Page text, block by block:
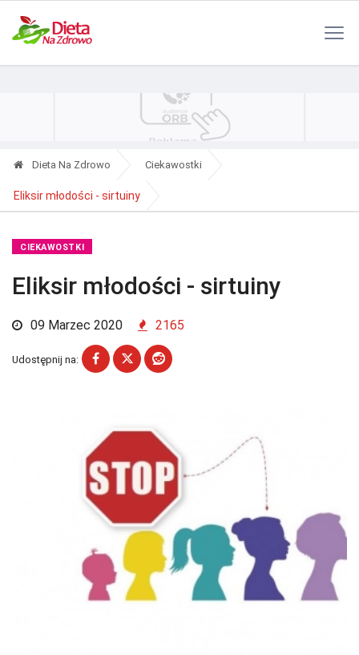
Dieta Na Zdrowo Ciekawostki
Eliksir młodości - sirtuiny
CIEKAWOSTKI
Eliksir młodości - sirtuiny
09 Marzec 2020 2165
Udostępnij na: